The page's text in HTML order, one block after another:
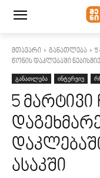
მთავარი განათლება
5
წონის დაკლებაში
განათლება ინტერვიუ
5
ასაკში